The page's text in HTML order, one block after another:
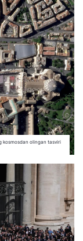
kosmosdan olingan tasviri